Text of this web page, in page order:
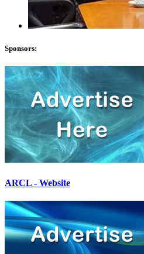
Sponsors:
ARCL - Website